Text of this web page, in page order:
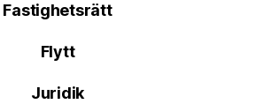
Fastighetsrätt
Flytt
Juridik